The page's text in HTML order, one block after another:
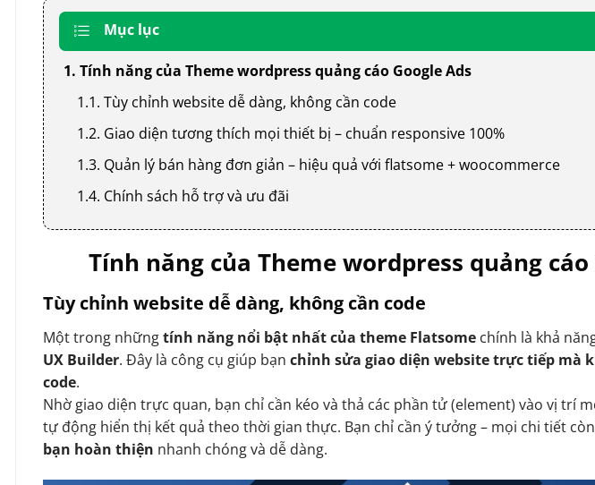
Mục lục
1. Tính năng của Theme wordpress quảng cáo Google Ads
1.1. Tùy chỉnh website dễ dàng, không cần code
1.2. Giao diện tương thích mọi thiết bị – chuẩn responsive 100%
1.3. Quản lý bán hàng đơn giản – hiệu quả với flatsome + woocommerce
1.4. Chính sách hỗ trợ và ưu đãi
Tính năng của Theme wordpress quảng cáo
Tùy chỉnh website dễ dàng, không cần code
Một trong nhữngtính năng nổi bật nhất của theme Flatsome chính là khả
UX Builder. Đây là công cụ giúp bạn chỉnh sửa giao diện website trực tiếp mà
code.
Nhờ giao diện trực quan, bạn chỉ cần kéo và thả các phần tử (element) vào vị trí
tự động hiển thị kết quả theo thời gian thực. Bạn chỉ cần ý tưởng – mọi chi tiết
bạn hoàn thiện nhanh chóng và dễ dàng.